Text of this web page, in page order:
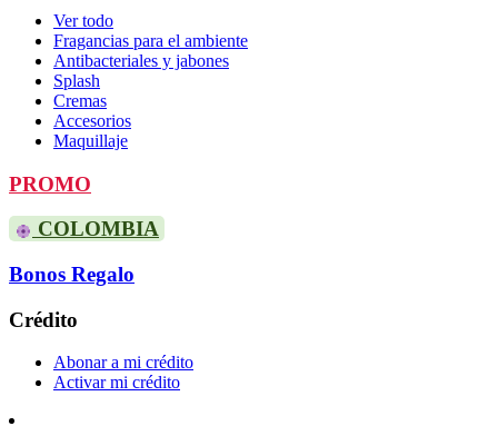
Ver todo
Fragancias para el ambiente
Antibacteriales y jabones
Splash
Cremas
Accesorios
Maquillaje
PROMO
COLOMBIA
Bonos Regalo
Crédito
Abonar a mi crédito
Activar mi crédito